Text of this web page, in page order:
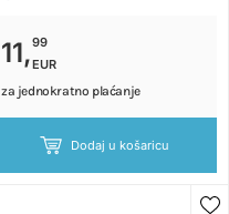
11,99
EUR
za jednokratno plaćanje
Dodaj u košaricu